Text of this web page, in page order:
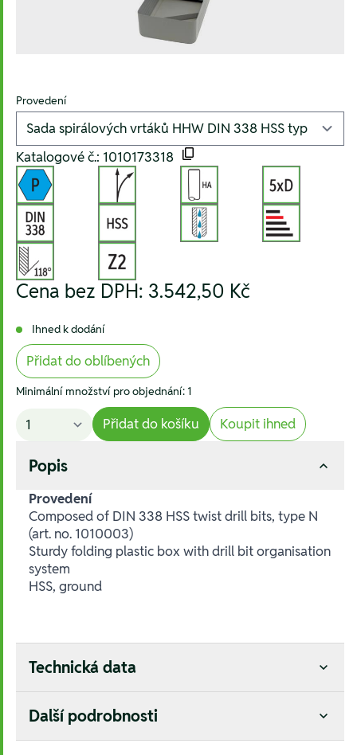
Provedení
Katalogové č.: 1010173318
Cena bez DPH: 3.542,50 Kč
Ihned k dodání
Přidat do oblíbených
Minimální množství pro objednání: 1
Přidat do košíku Koupit ihned
Popis
Provedení
Composed of DIN 338 HSS twist drill bits, type N
(art. no. 1010003)
Sturdy folding plastic box with drill bit organisation
system
HSS, ground
Technická data
Další podrobnosti